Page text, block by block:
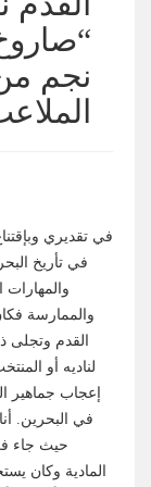
نجم
في تقديري
في تأريخ
والمهارات
والممارسة
القدم وتجلى
لناديه أو
إعجاب جماهير
في البحرين.
حيث جاء
المادية وكان